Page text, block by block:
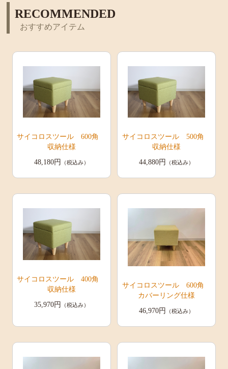
RECOMMENDED
おすすめアイテム
サイコロスツール 600角
収納仕様
48,180円
（税込み）
サイコロスツール 500角
収納仕様
44,880円
（税込み）
サイコロスツール 400角
収納仕様
35,970円
（税込み）
サイコロスツール 600角
カバーリング仕様
46,970円
（税込み）